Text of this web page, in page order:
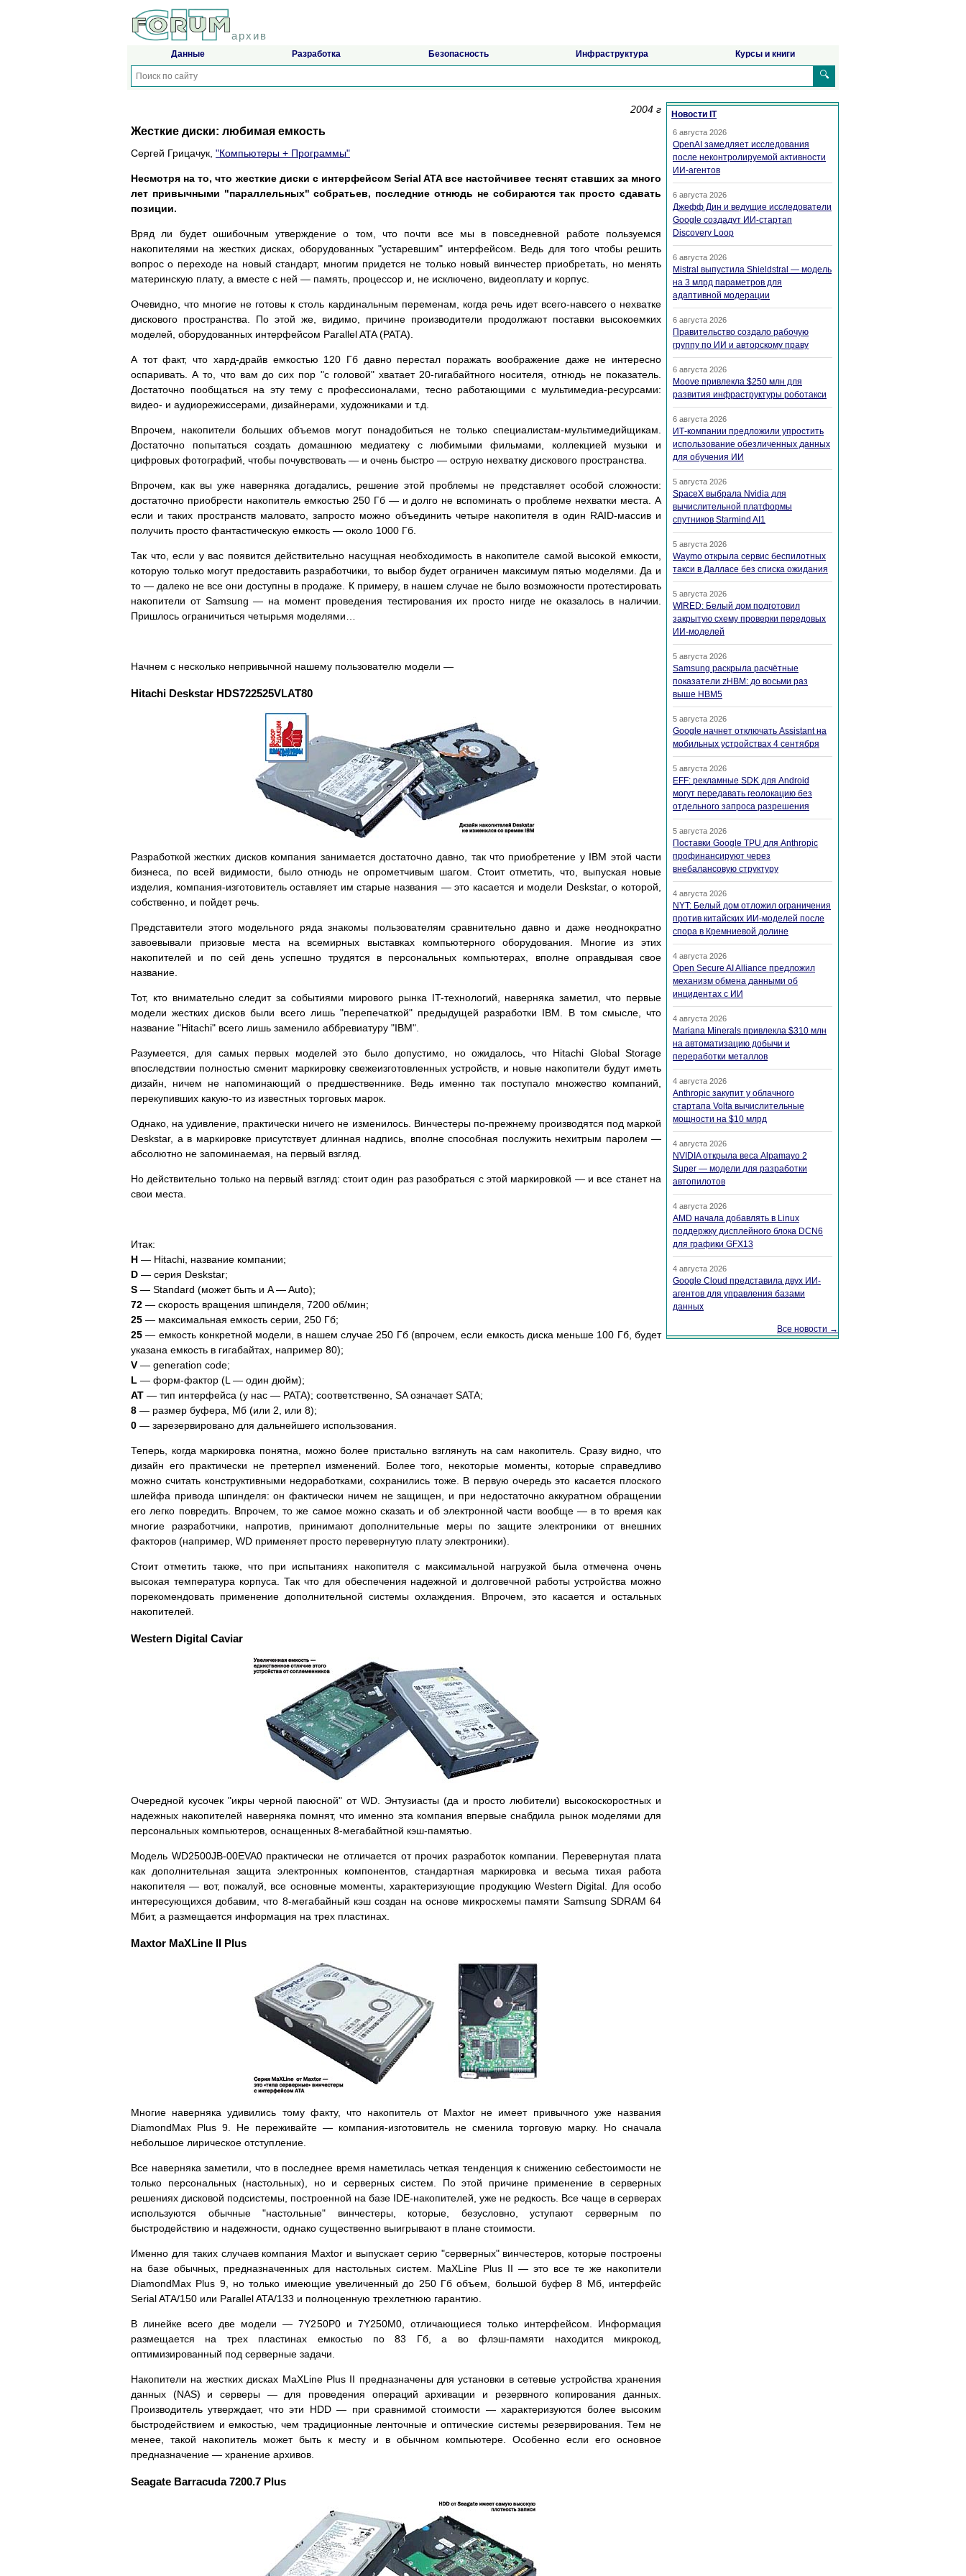
архив
Данные Разработка Безопасность Инфраструктура Курсы и книги
🔍
2004 г
Жесткие диски: любимая емкость
Сергей Грицачук, "Компьютеры + Программы"
Несмотря на то, что жесткие диски с интерфейсом Serial ATA все настойчивее теснят ставших за много
лет привычными "параллельных" собратьев, последние отнюдь не собираются так просто сдавать
позиции.
Вряд ли будет ошибочным утверждение о том, что почти все мы в повседневной работе пользуемся
накопителями на жестких дисках, оборудованных "устаревшим" интерфейсом. Ведь для того чтобы решить
вопрос о переходе на новый стандарт, многим придется не только новый винчестер приобретать, но менять
материнскую плату, а вместе с ней — память, процессор и, не исключено, видеоплату и корпус.
Очевидно, что многие не готовы к столь кардинальным переменам, когда речь идет всего-навсего о нехватке
дискового пространства. По этой же, видимо, причине производители продолжают поставки высокоемких
моделей, оборудованных интерфейсом Parallel ATA (PATA).
А тот факт, что хард-драйв емкостью 120 Гб давно перестал поражать воображение даже не интересно
оспаривать. А то, что вам до сих пор "с головой" хватает 20-гигабайтного носителя, отнюдь не показатель.
Достаточно пообщаться на эту тему с профессионалами, тесно работающими с мультимедиа-ресурсами:
видео- и аудиорежиссерами, дизайнерами, художниками и т.д.
Впрочем, накопители больших объемов могут понадобиться не только специалистам-мультимедийщикам.
Достаточно попытаться создать домашнюю медиатеку с любимыми фильмами, коллекцией музыки и
цифровых фотографий, чтобы почувствовать — и очень быстро — острую нехватку дискового пространства.
Впрочем, как вы уже наверняка догадались, решение этой проблемы не представляет особой сложности:
достаточно приобрести накопитель емкостью 250 Гб — и долго не вспоминать о проблеме нехватки места. А
если и таких пространств маловато, запросто можно объединить четыре накопителя в один RAID-массив и
получить просто фантастическую емкость — около 1000 Гб.
Так что, если у вас появится действительно насущная необходимость в накопителе самой высокой емкости,
которую только могут предоставить разработчики, то выбор будет ограничен максимум пятью моделями. Да и
то — далеко не все они доступны в продаже. К примеру, в нашем случае не было возможности протестировать
накопители от Samsung — на момент проведения тестирования их просто нигде не оказалось в наличии.
Пришлось ограничиться четырьмя моделями…
Начнем с несколько непривычной нашему пользователю модели —
Hitachi Deskstar HDS722525VLAT80
Разработкой жестких дисков компания занимается достаточно давно, так что приобретение у IBM этой части
бизнеса, по всей видимости, было отнюдь не опрометчивым шагом. Стоит отметить, что, выпуская новые
изделия, компания-изготовитель оставляет им старые названия — это касается и модели Deskstar, о которой,
собственно, и пойдет речь.
Представители этого модельного ряда знакомы пользователям сравнительно давно и даже неоднократно
завоевывали призовые места на всемирных выставках компьютерного оборудования. Многие из этих
накопителей и по сей день успешно трудятся в персональных компьютерах, вполне оправдывая свое
название.
Тот, кто внимательно следит за событиями мирового рынка IT-технологий, наверняка заметил, что первые
модели жестких дисков были всего лишь "перепечаткой" предыдущей разработки IBM. В том смысле, что
название "Hitachi" всего лишь заменило аббревиатуру "IBM".
Разумеется, для самых первых моделей это было допустимо, но ожидалось, что Hitachi Global Storage
впоследствии полностью сменит маркировку свежеизготовленных устройств, и новые накопители будут иметь
дизайн, ничем не напоминающий о предшественнике. Ведь именно так поступало множество компаний,
перекупивших какую-то из известных торговых марок.
Однако, на удивление, практически ничего не изменилось. Винчестеры по-прежнему производятся под маркой
Deskstar, а в маркировке присутствует длинная надпись, вполне способная послужить нехитрым паролем —
абсолютно не запоминаемая, на первый взгляд.
Но действительно только на первый взгляд: стоит один раз разобраться с этой маркировкой — и все станет на
свои места.
Итак:
H — Hitachi, название компании;
D — серия Deskstar;
S — Standard (может быть и A — Auto);
72 — скорость вращения шпинделя, 7200 об/мин;
25 — максимальная емкость серии, 250 Гб;
25 — емкость конкретной модели, в нашем случае 250 Гб (впрочем, если емкость диска меньше 100 Гб, будет
указана емкость в гигабайтах, например 80);
V — generation code;
L — форм-фактор (L — один дюйм);
AT — тип интерфейса (у нас — PATA); соответственно, SA означает SATA;
8 — размер буфера, Мб (или 2, или 8);
0 — зарезервировано для дальнейшего использования.
Теперь, когда маркировка понятна, можно более пристально взглянуть на сам накопитель. Сразу видно, что
дизайн его практически не претерпел изменений. Более того, некоторые моменты, которые справедливо
можно считать конструктивными недоработками, сохранились тоже. В первую очередь это касается плоского
шлейфа привода шпинделя: он фактически ничем не защищен, и при недостаточно аккуратном обращении
его легко повредить. Впрочем, то же самое можно сказать и об электронной части вообще — в то время как
многие разработчики, напротив, принимают дополнительные меры по защите электроники от внешних
факторов (например, WD применяет просто перевернутую плату электроники).
Стоит отметить также, что при испытаниях накопителя с максимальной нагрузкой была отмечена очень
высокая температура корпуса. Так что для обеспечения надежной и долговечной работы устройства можно
порекомендовать применение дополнительной системы охлаждения. Впрочем, это касается и остальных
накопителей.
Western Digital Caviar
Очередной кусочек "икры черной паюсной" от WD. Энтузиасты (да и просто любители) высокоскоростных и
надежных накопителей наверняка помнят, что именно эта компания впервые снабдила рынок моделями для
персональных компьютеров, оснащенных 8-мегабайтной кэш-памятью.
Модель WD2500JB-00EVA0 практически не отличается от прочих разработок компании. Перевернутая плата
как дополнительная защита электронных компонентов, стандартная маркировка и весьма тихая работа
накопителя — вот, пожалуй, все основные моменты, характеризующие продукцию Western Digital. Для особо
интересующихся добавим, что 8-мегабайный кэш создан на основе микросхемы памяти Samsung SDRAM 64
Мбит, а размещается информация на трех пластинах.
Maxtor MaXLine II Plus
Многие наверняка удивились тому факту, что накопитель от Maxtor не имеет привычного уже названия
DiamondMax Plus 9. Не переживайте — компания-изготовитель не сменила торговую марку. Но сначала
небольшое лирическое отступление.
Все наверняка заметили, что в последнее время наметилась четкая тенденция к снижению себестоимости не
только персональных (настольных), но и серверных систем. По этой причине применение в серверных
решениях дисковой подсистемы, построенной на базе IDE-накопителей, уже не редкость. Все чаще в серверах
используются обычные "настольные" винчестеры, которые, безусловно, уступают серверным по
быстродействию и надежности, однако существенно выигрывают в плане стоимости.
Именно для таких случаев компания Maxtor и выпускает серию "серверных" винчестеров, которые построены
на базе обычных, предназначенных для настольных систем. MaXLine Plus II — это все те же накопители
DiamondMax Plus 9, но только имеющие увеличенный до 250 Гб объем, большой буфер 8 Мб, интерфейс
Serial ATA/150 или Parallel ATA/133 и полноценную трехлетнюю гарантию.
В линейке всего две модели — 7Y250P0 и 7Y250M0, отличающиеся только интерфейсом. Информация
размещается на трех пластинах емкостью по 83 Гб, а во флэш-памяти находится микрокод,
оптимизированный под серверные задачи.
Накопители на жестких дисках MaXLine Plus II предназначены для установки в сетевые устройства хранения
данных (NAS) и серверы — для проведения операций архивации и резервного копирования данных.
Производитель утверждает, что эти HDD — при сравнимой стоимости — характеризуются более высоким
быстродействием и емкостью, чем традиционные ленточные и оптические системы резервирования. Тем не
менее, такой накопитель может быть к месту и в обычном компьютере. Особенно если его основное
предназначение — хранение архивов.
Seagate Barracuda 7200.7 Plus
Новости IT
6 августа 2026
OpenAI замедляет исследования
после неконтролируемой активности
ИИ-агентов
6 августа 2026
Джефф Дин и ведущие исследователи
Google создадут ИИ-стартап
Discovery Loop
6 августа 2026
Mistral выпустила Shieldstral — модель
на 3 млрд параметров для
адаптивной модерации
6 августа 2026
Правительство создало рабочую
группу по ИИ и авторскому праву
6 августа 2026
Moove привлекла $250 млн для
развития инфраструктуры роботакси
6 августа 2026
ИТ-компании предложили упростить
использование обезличенных данных
для обучения ИИ
5 августа 2026
SpaceX выбрала Nvidia для
вычислительной платформы
спутников Starmind AI1
5 августа 2026
Waymo открыла сервис беспилотных
такси в Далласе без списка ожидания
5 августа 2026
WIRED: Белый дом подготовил
закрытую схему проверки передовых
ИИ-моделей
5 августа 2026
Samsung раскрыла расчётные
показатели zHBM: до восьми раз
выше HBM5
5 августа 2026
Google начнет отключать Assistant на
мобильных устройствах 4 сентября
5 августа 2026
EFF: рекламные SDK для Android
могут передавать геолокацию без
отдельного запроса разрешения
5 августа 2026
Поставки Google TPU для Anthropic
профинансируют через
внебалансовую структуру
4 августа 2026
NYT: Белый дом отложил ограничения
против китайских ИИ-моделей после
спора в Кремниевой долине
4 августа 2026
Open Secure AI Alliance предложил
механизм обмена данными об
инцидентах с ИИ
4 августа 2026
Mariana Minerals привлекла $310 млн
на автоматизацию добычи и
переработки металлов
4 августа 2026
Anthropic закупит у облачного
стартапа Volta вычислительные
мощности на $10 млрд
4 августа 2026
NVIDIA открыла веса Alpamayo 2
Super — модели для разработки
автопилотов
4 августа 2026
AMD начала добавлять в Linux
поддержку дисплейного блока DCN6
для графики GFX13
4 августа 2026
Google Cloud представила двух ИИ-
агентов для управления базами
данных
Все новости →